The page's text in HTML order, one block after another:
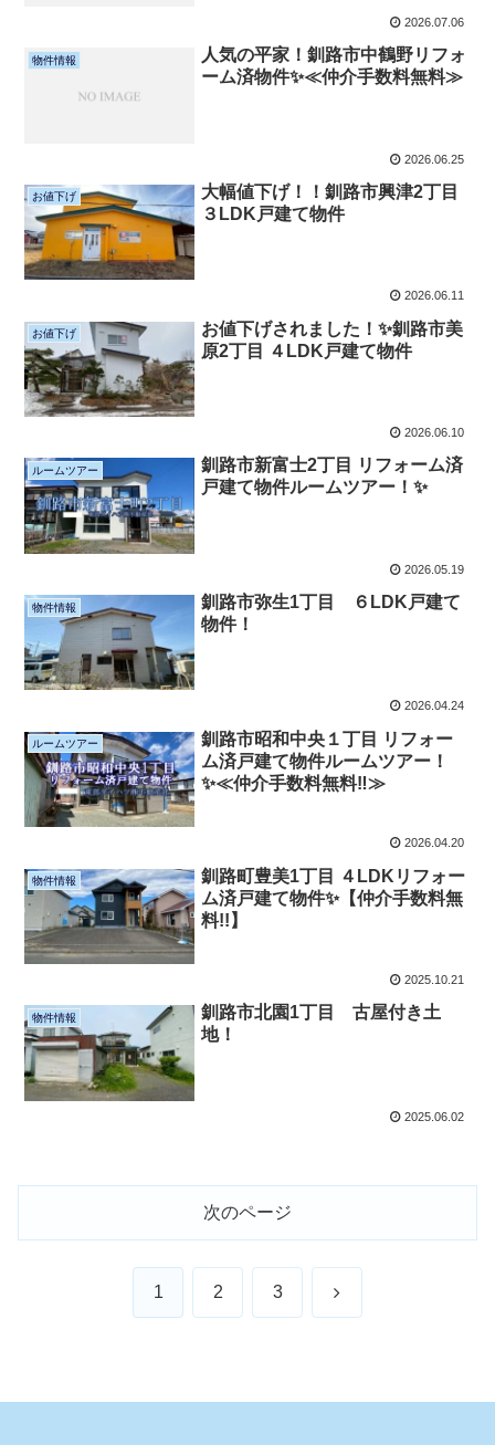
2026.07.06
物件情報
人気の平家！釧路市中鶴野リフォ
ーム済物件✨≪仲介手数料無料≫
2026.06.25
お値下げ
大幅値下げ！！釧路市興津2丁目
３LDK戸建て物件
2026.06.11
お値下げ
お値下げされました！✨釧路市美
原2丁目 ４LDK戸建て物件
2026.06.10
ルームツアー
釧路市新富士2丁目 リフォーム済
戸建て物件ルームツアー！✨
2026.05.19
物件情報
釧路市弥生1丁目 ６LDK戸建て
物件！
2026.04.24
ルームツアー
釧路市昭和中央１丁目 リフォー
ム済戸建て物件ルームツアー！
✨≪仲介手数料無料‼≫
2026.04.20
物件情報
釧路町豊美1丁目 ４LDKリフォー
ム済戸建て物件✨【仲介手数料無
料!!】
2025.10.21
物件情報
釧路市北園1丁目 古屋付き土
地！
2025.06.02
次のページ
1 2 3 次